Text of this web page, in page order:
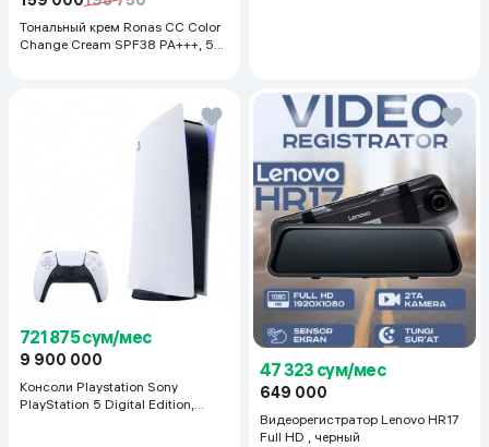
Тональный крем Ronas CC Color
Change Cream SPF38 PA+++, 50
721 875 сум/мес
9 900 000
Консоли Playstation Sony
PlayStation 5 Digital Edition,
47 323 сум/мес
649 000
Видеорегистратор Lenovo HR17
Full HD , черный